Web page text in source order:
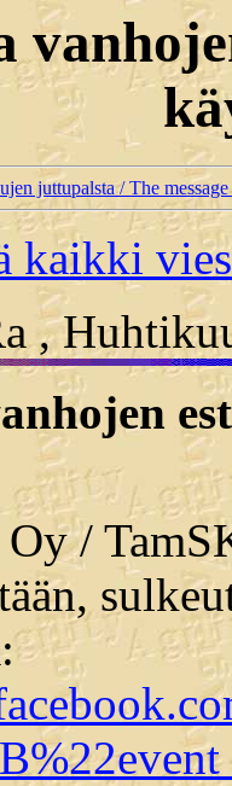
juttupalsta / The
kaikki
,
/